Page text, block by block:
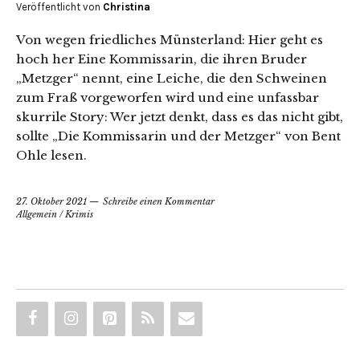
Veröffentlicht von Christina
Von wegen friedliches Münsterland: Hier geht es
hoch her Eine Kommissarin, die ihren Bruder
„Metzger“ nennt, eine Leiche, die den Schweinen
zum Fraß vorgeworfen wird und eine unfassbar
skurrile Story: Wer jetzt denkt, dass es das nicht gibt,
sollte „Die Kommissarin und der Metzger“ von Bent
Ohle lesen.
27. Oktober 2021
Schreibe einen Kommentar
Allgemein /Krimis